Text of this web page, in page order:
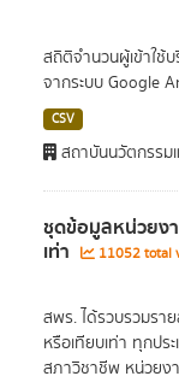
สถิติจำนวนผู้เข้าใช้
จากระบบ Google
CSV
สถาบันนวัตกรรม
ชุดข้อมูลหน่วยง
เท่า 11052 total
สพร. ได้รวบรวมรา
หรือเทียบเท่า ทุกป
สภาวิชาชีพ หน่วยง